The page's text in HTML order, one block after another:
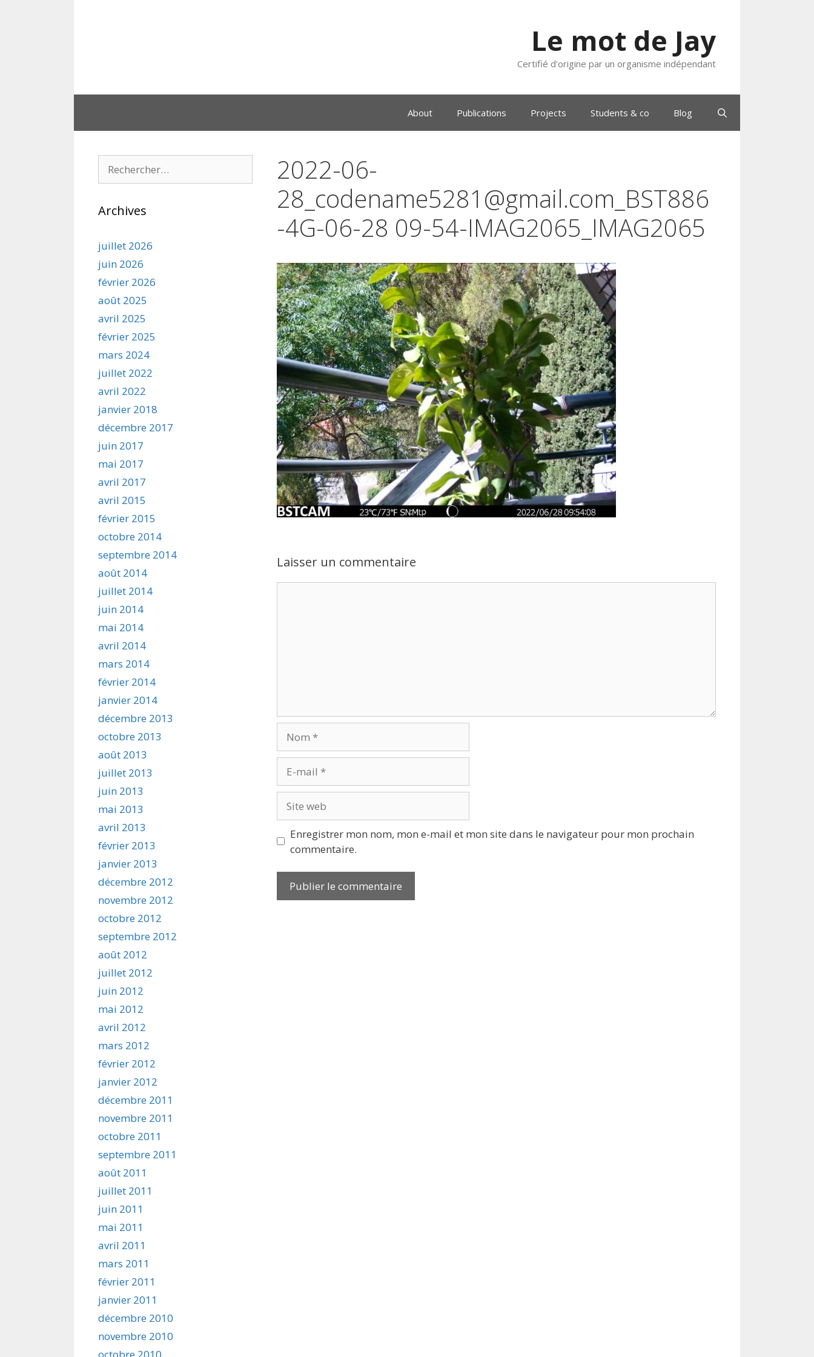
Le mot de Jay
Certifié d'origine par un organisme indépendant
About Publications Projects Students & co Blog
2022-06-
28_codename5281@gmail.com_BST886
-4G-06-28 09-54-IMAG2065_IMAG2065
Laisser un commentaire
mail
web
Enregistrer mon nom, mon e-mail et mon site dans le navigateur pour mon prochain
commentaire.
Archives
juillet 2026
juin 2026
février 2026
août 2025
avril 2025
février 2025
mars 2024
juillet 2022
avril 2022
janvier 2018
décembre 2017
juin 2017
mai 2017
avril 2017
avril 2015
février 2015
octobre 2014
septembre 2014
août 2014
juillet 2014
juin 2014
mai 2014
avril 2014
mars 2014
février 2014
janvier 2014
décembre 2013
octobre 2013
août 2013
juillet 2013
juin 2013
mai 2013
avril 2013
février 2013
janvier 2013
décembre 2012
novembre 2012
octobre 2012
septembre 2012
août 2012
juillet 2012
juin 2012
mai 2012
avril 2012
mars 2012
février 2012
janvier 2012
décembre 2011
novembre 2011
octobre 2011
septembre 2011
août 2011
juillet 2011
juin 2011
mai 2011
avril 2011
mars 2011
février 2011
janvier 2011
décembre 2010
novembre 2010